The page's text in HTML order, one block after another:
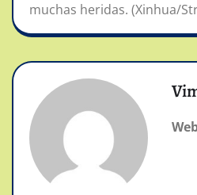
muchas heridas. (Xinhua/